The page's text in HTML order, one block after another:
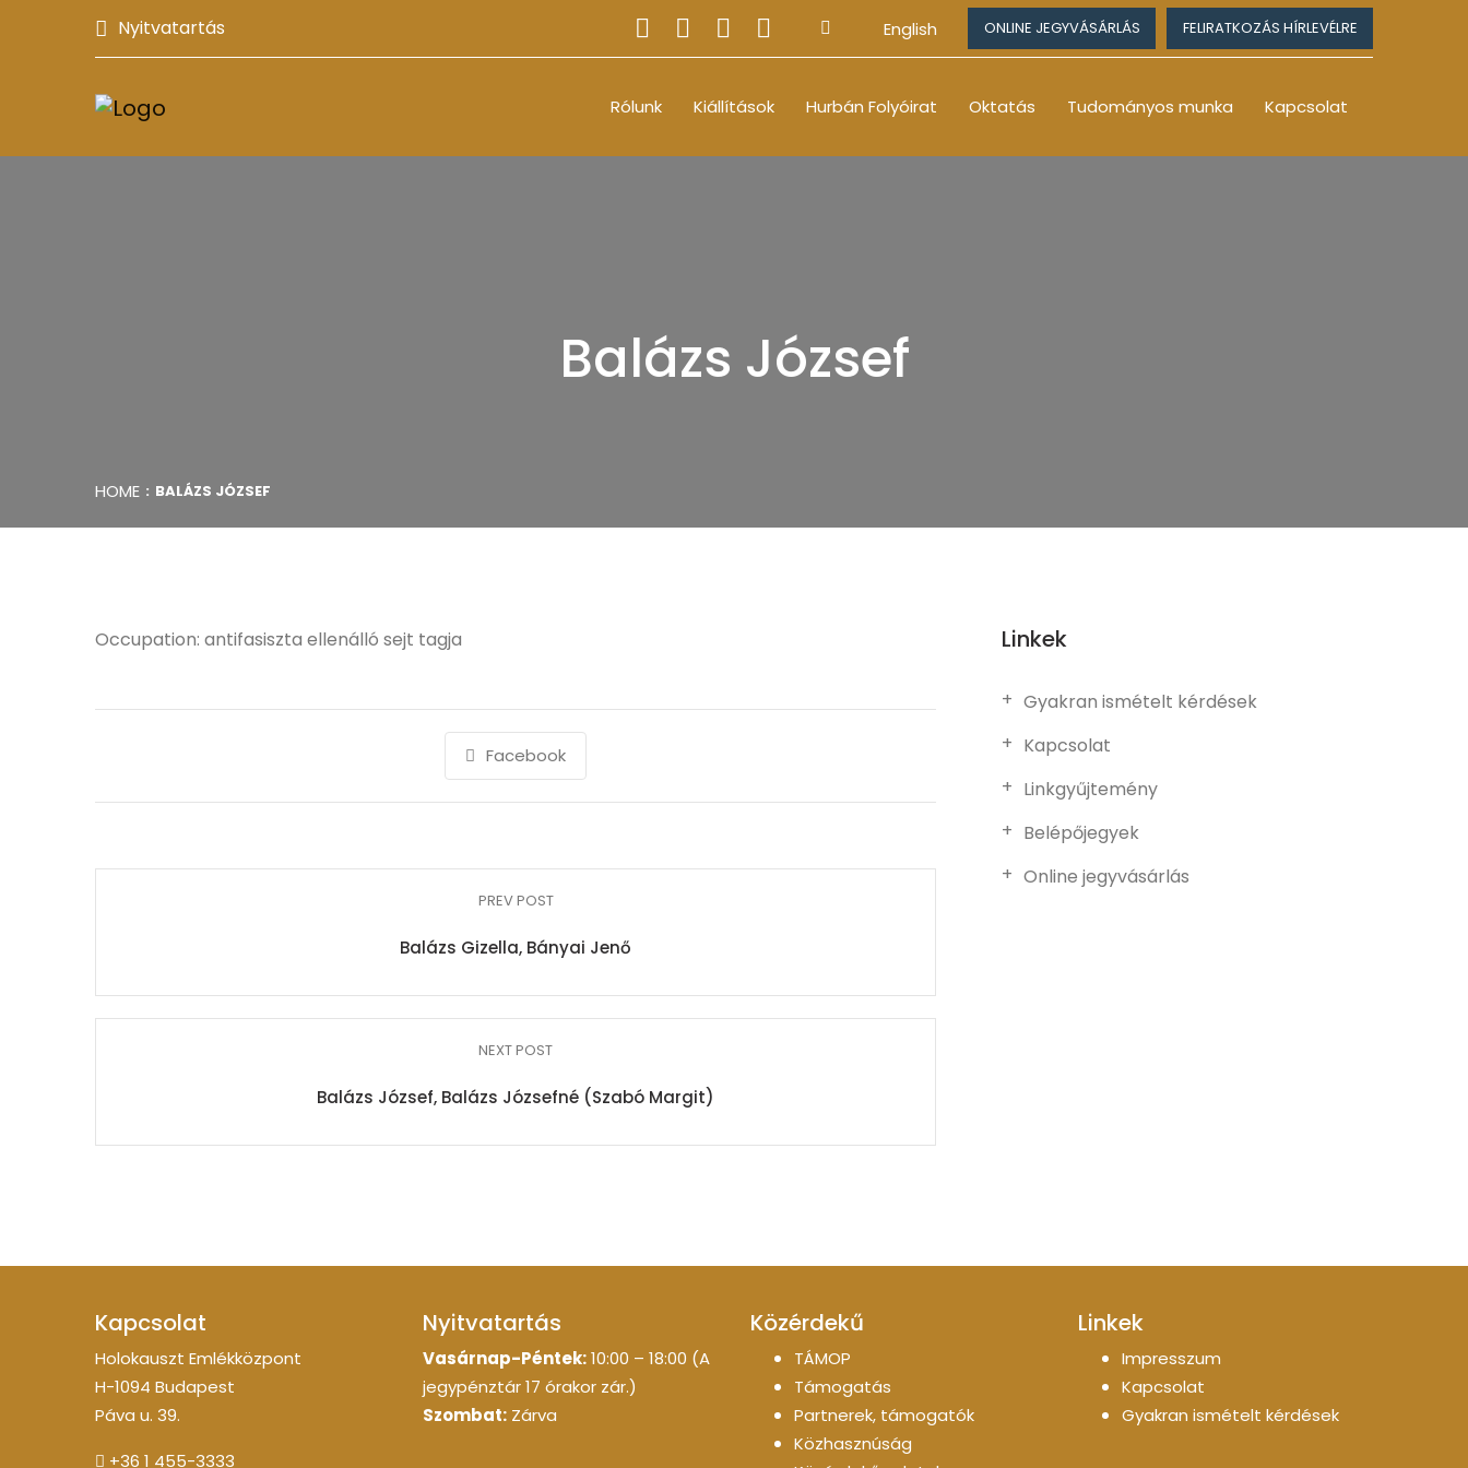
Nyitvatartás English ONLINE JEGYVÁSÁRLÁS FELIRATKOZÁS HÍRLEVÉLRE
Rólunk Kiállítások Hurbán Folyóirat Oktatás Tudományos munka Kapcsolat
Balázs József
HOME BALÁZS JÓZSEF
Occupation: antifasiszta ellenálló sejt tagja
Facebook
PREV POST
Balázs Gizella, Bányai Jenő
NEXT POST
Balázs József, Balázs Józsefné (Szabó Margit)
Linkek
Gyakran ismételt kérdések
Kapcsolat
Linkgyűjtemény
Belépőjegyek
Online jegyvásárlás
Kapcsolat
Holokauszt Emlékközpont
H-1094 Budapest
Páva u. 39.
+36 1 455-3333
Nyitvatartás
Vasárnap-Péntek:10:00 – 18:00 (A
jegypénztár 17 órakor zár.)
Szombat: Zárva
Közérdekű
TÁMOP
Támogatás
Partnerek, támogatók
Közhasznúság
Linkek
Impresszum
Kapcsolat
Gyakran ismételt kérdések